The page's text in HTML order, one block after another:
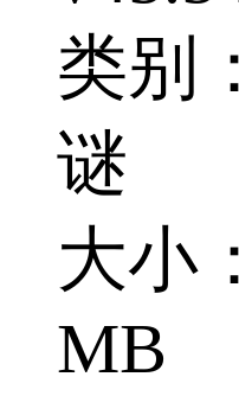
类别
谜
大小
MB